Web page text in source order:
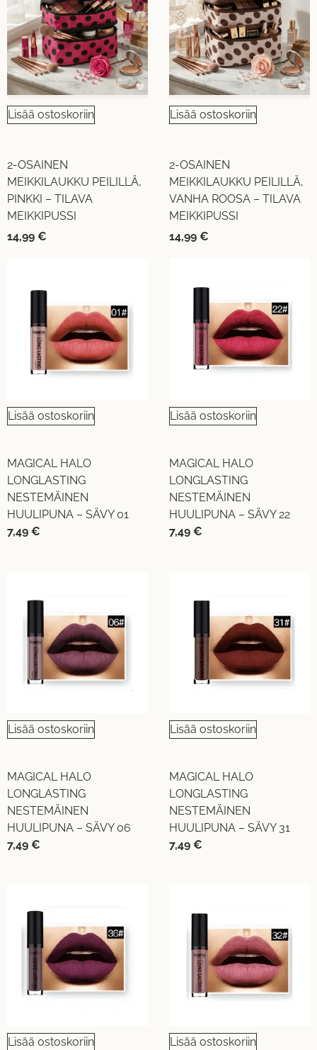
Lisää ostoskoriin
2-OSAINEN
MEIKKILAUKKU PEILILLÄ,
PINKKI – TILAVA
MEIKKIPUSSI
14,99 €
Lisää ostoskoriin
2-OSAINEN
MEIKKILAUKKU PEILILLÄ,
VANHA ROOSA – TILAVA
MEIKKIPUSSI
14,99 €
Lisää ostoskoriin
MAGICAL HALO
LONGLASTING
NESTEMÄINEN
HUULIPUNA – SÄVY 01
7,49 €
Lisää ostoskoriin
MAGICAL HALO
LONGLASTING
NESTEMÄINEN
HUULIPUNA – SÄVY 22
7,49 €
Lisää ostoskoriin
MAGICAL HALO
LONGLASTING
NESTEMÄINEN
HUULIPUNA – SÄVY 06
7,49 €
Lisää ostoskoriin
MAGICAL HALO
LONGLASTING
NESTEMÄINEN
HUULIPUNA – SÄVY 31
7,49 €
Lisää ostoskoriin Lisää ostoskoriin